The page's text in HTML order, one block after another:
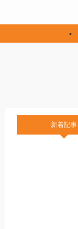
新着記事